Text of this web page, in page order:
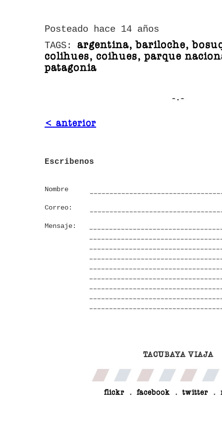
Posteado hace 14 años
TAGS: argentina, bariloche,
colihues, coihues, parque
patagonia
< anterior
Escribenos
Nombre
Correo:
Mensaje:
TACUBAYA VIAJA
flickr . facebook . twitter .